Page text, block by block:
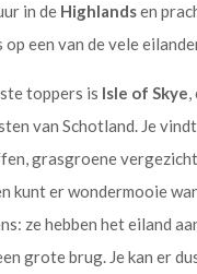
in de Highlandsen
een van de vele
toppers is Isle of Skye,
van Schotland. Je
grasgroene
kunt er wondermooie
ze hebben het eiland
grote brug. Je kan er